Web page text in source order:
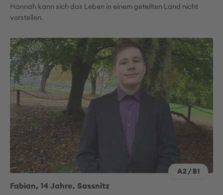
Hannah kann sich das Leben in einem geteilten Land nicht
vorstellen.
A2 / B1
Fabian, 14 Jahre, Sassnitz